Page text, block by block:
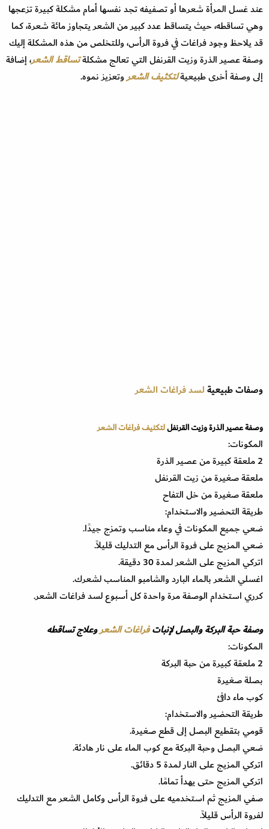
عند غسل المرأة شعرها أو تصفيفه تجد نفسها أمام مشكلة كبيرة تزعجها
وهي تساقطه، حيث يتساقط عدد كبير من الشعر يتجاوز مائة شعرة، كما
قد يلاحظ وجود فراغات في فروة الرأس، وللتخلص من هذه المشكلة إليك
وصفة عصير الذرة وزيت القرنفل التي تعالج مشكلةتساقط الشعر، إضافة
إلى وصفة أخرى طبيعيةلتكثيف الشعروتعزيز نموه.
وصفات طبيعيةلسد فراغات الشعر
وصفة عصير الذرة وزيت القرنفللتكثيف فراغات الشعر
المكونات:
2 ملعقة كبيرة من عصير الذرة
ملعقة صغيرة من زيت القرنفل
ملعقة صغيرة من خل التفاح
طريقة التحضير والاستخدام:
ضعي جميع المكونات في وعاء مناسب وتمزج جيدًا.
ضعي المزيج على فروة الرأس مع التدليك قليلاً.
اتركي المزيج على الشعر لمدة 30 دقيقة.
اغسلي الشعر بالماء البارد والشامبو المناسب لشعرك.
كرري استخدام الوصفة مرة واحدة كل أسبوع لسد فراغات الشعر.
وصفة حبة البركة والبصل لإنباتفراغات الشعروعلاج تساقطه
المكونات:
2 ملعقة كبيرة من حبة البركة
بصلة صغيرة
كوب ماء دافئ
طريقة التحضير والاستخدام:
قومي بتقطيع البصل إلى قطع صغيرة.
ضعي البصل وحبة البركة مع كوب الماء على نار هادئة.
اتركي المزيج على النار لمدة 5 دقائق.
اتركي المزيج حتى يهدأ تمامًا.
صفي المزيج ثم استخدميه على فروة الرأس وكامل الشعر مع التدليك
لفروة الرأس قليلاً.